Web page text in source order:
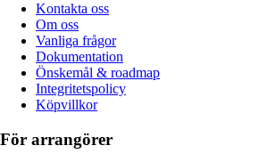
Kontakta oss
Om oss
Vanliga frågor
Dokumentation
Önskemål & roadmap
Integritetspolicy
Köpvillkor
För arrangörer